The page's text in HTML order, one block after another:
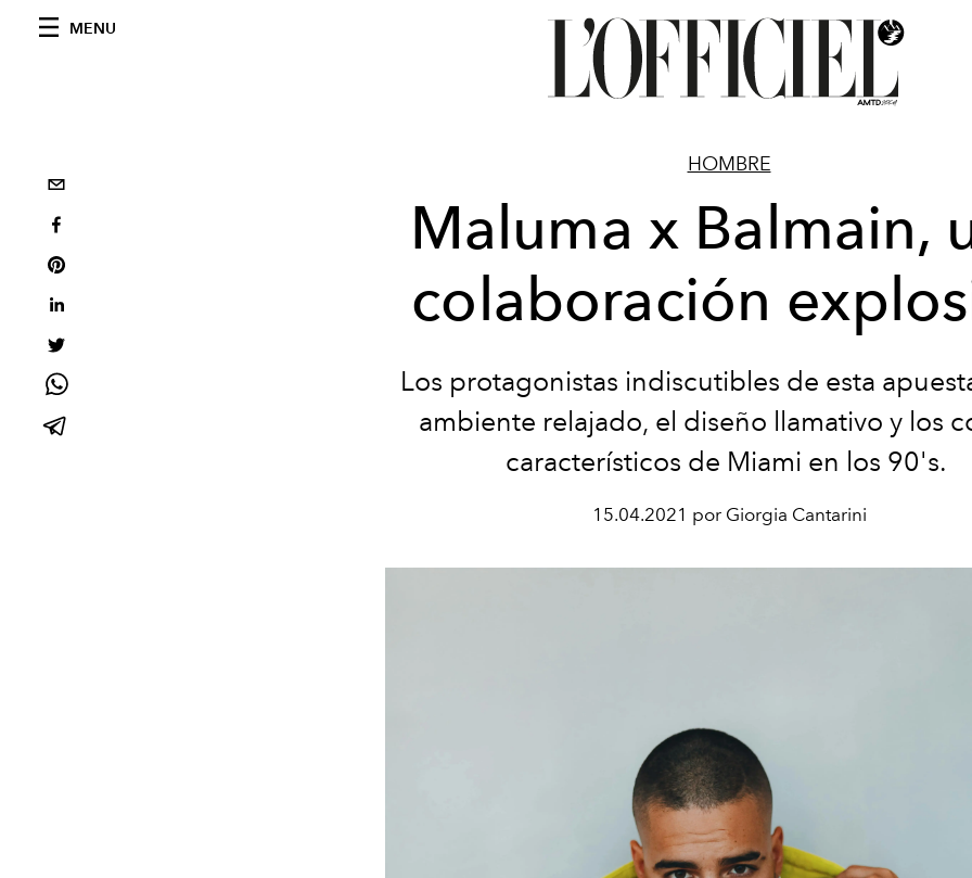
MENU
HOMBRE
Maluma x Balmain,
colaboración
Los protagonistas indiscutibles de esta
ambiente relajado, el diseño llamativo y los
característicos de Miami en los 90's.
15.04.2021 por Giorgia Cantarini